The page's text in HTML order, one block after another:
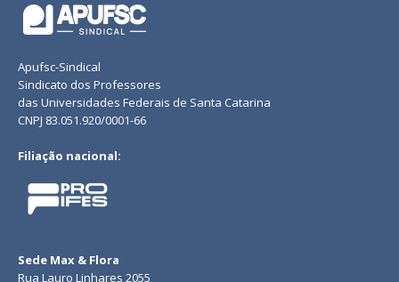
Apufsc-Sindical
Sindicato dos Professores
das Universidades Federais de Santa Catarina
CNPJ 83.051.920/0001-66
Filiação nacional:
Sede Max & Flora
Rua Lauro Linhares 2055